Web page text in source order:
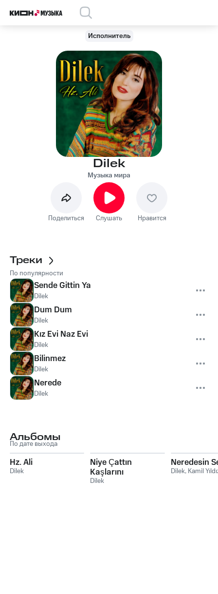
Исполнитель
Dilek
Музыка мира
Поделиться Слушать Нравится
Треки
По популярности
Sende Gittin Ya
Dilek
Dum Dum
Dilek
Kız Evi Naz Evi
Dilek
Bilinmez
Dilek
Nerede
Dilek
Альбомы
По дате выхода
Hz. Ali
Dilek
Niye Çattın
Kaşlarını
Dilek
Neredesin
Dilek, Kamil